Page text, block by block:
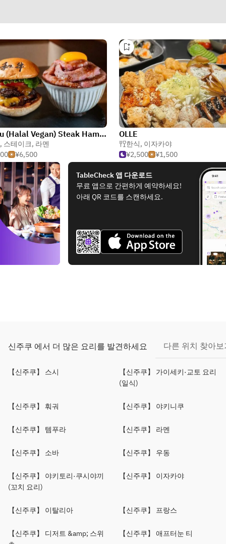
Wagyu (Halal Vegan) Steak Hamburger & Ramen (Japanese food) Shinjuku Station Restaurant Beef Tei
, 스테이크, 라멘
¥6,500
OLLE
한식, 이자카야
¥2,500
¥1,500
TableCheck 앱 다운로드
무료 앱으로 간편하게 예약하세요!
아래 QR 코드를 스캔하세요.
신주쿠 에서 더 많은 요리를 발견하세요 다른 위치 찾아보
【신주쿠】 스시
【신주쿠】 가이세키·교토 요리
(일식)
【신주쿠】 훠궈 【신주쿠】 야키니쿠
【신주쿠】 템푸라 【신주쿠】 라멘
【신주쿠】 소바 【신주쿠】 우동
【신주쿠】 야키토리·쿠시야끼
(꼬치 요리)
【신주쿠】 이자카야
【신주쿠】 이탈리아 【신주쿠】 프랑스
【신주쿠】 디저트 &amp; 스위
【신주쿠】 애프터눈 티